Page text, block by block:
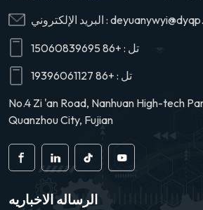
البريد الإلكتروني :
تل : +86 15060839695
تل : +86 19396061127
No.4 Zi 'an Road, Nanhuan High-tech
Quanzhou City, Fujian
الرساله الاخباريه